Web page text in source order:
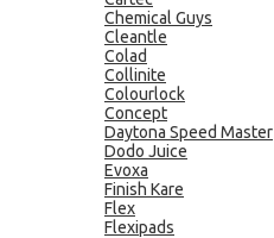
Chemical Guys
Cleantle
Colad
Collinite
Colourlock
Concept
Daytona Speed Master
Dodo Juice
Evoxa
Finish Kare
Flex
Flexipads